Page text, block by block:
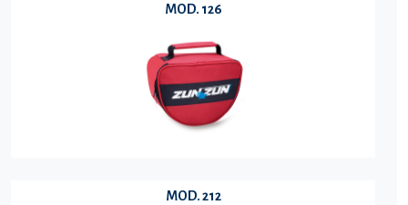
MOD. 126
MOD. 212